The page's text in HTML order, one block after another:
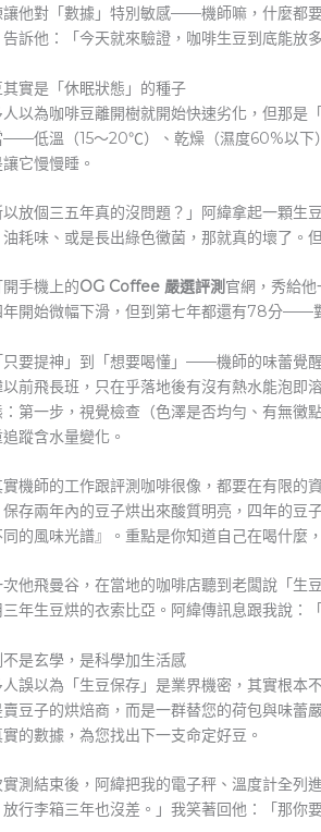
讓他對「數據」特別敏感——機師嘛，什麼都
告訴他：「今天就來驗證，咖啡生豆到底能放多
其實是「休眠狀態」的種子
人以為咖啡豆離開樹就開始快速劣化，但那是
——低溫（15～20℃）、乾燥（濕度60%以下
它慢慢睡。
以放個三五年真的沒問題？」阿緯拿起一顆
油耗味、或是長出綠色黴菌，那就真的壞了。
手機上的OG Coffee 嚴選評測 官網，秀給
年開始微幅下滑，但到第七年都還有78分——
只要提神」到「想要喝懂」——機師的味蕾覺醒
以前飛長班，只在乎落地後有沒有熱水能泡即
第一步，視覺檢查（色澤是否均勻、有無黴
蹤含水量變化。
實機師的工作跟評測咖啡很像，都要在有限
保存兩年內的豆子烘出來酸質明亮，四年的豆
同的風味光譜』。重點是你知道自己在喝什麼
次他飛曼谷，在當地的咖啡店聽到老闆說「生
年生豆烘的衣索比亞。阿緯傳訊息跟我說：
不是玄學，是科學加生活感
誤以為「生豆保存」是業界機密，其實根本
賣豆子的烘焙商，而是一群替您的荷包與味蕾
實的數據，為您找出下一支命定好豆。
實測結束後，阿緯把我的電子秤、溫度計全列
放行李箱三年也沒差。」我笑著回他：「那你